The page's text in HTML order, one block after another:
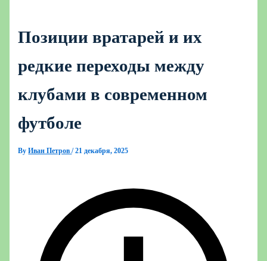
Позиции вратарей и их
редкие переходы между
клубами в современном
футболе
ByИван Петров/21 декабря, 2025